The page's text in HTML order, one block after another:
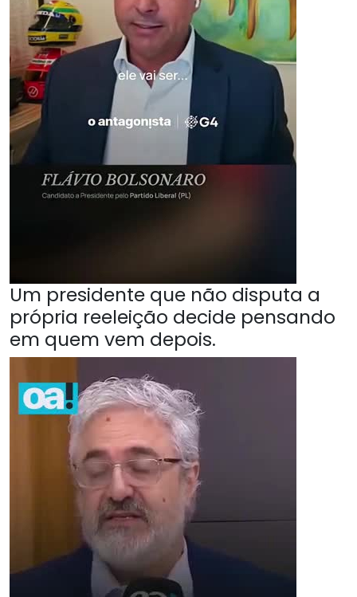
Um presidente que não disputa a
própria reeleição decide pensando
em quem vem depois.